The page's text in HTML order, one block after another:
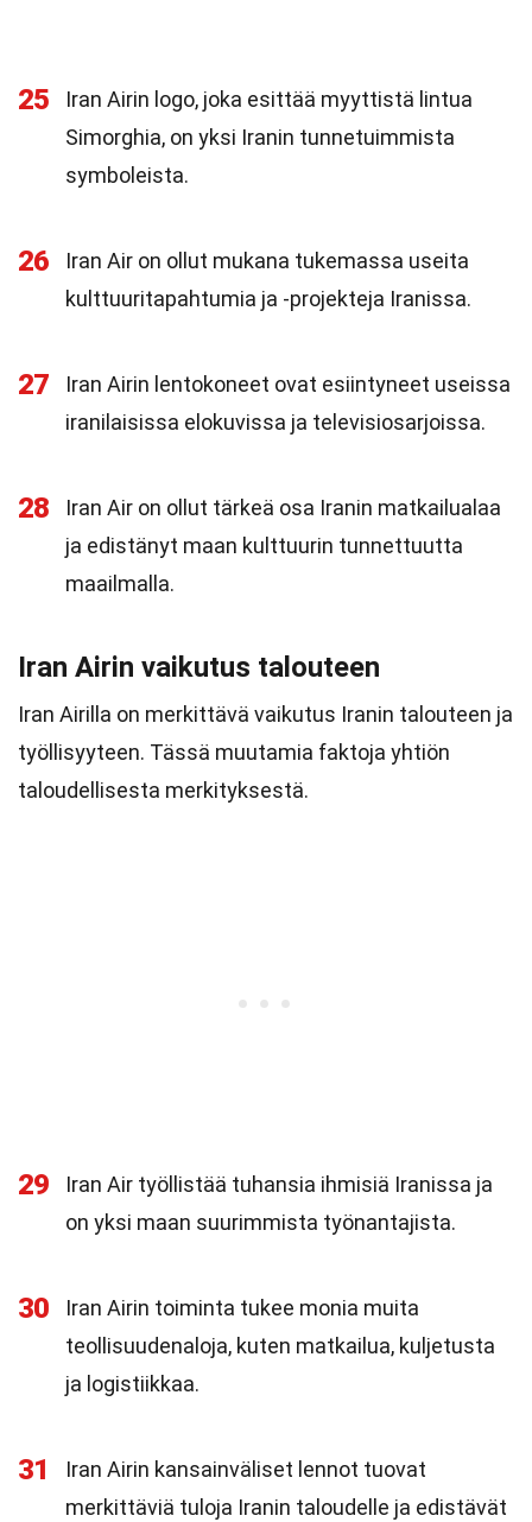
25
Iran Airin logo, joka esittää myyttistä lintua
Simorghia, on yksi Iranin tunnetuimmista
symboleista.
26
Iran Air on ollut mukana tukemassa useita
kulttuuritapahtumia ja -projekteja Iranissa.
27
Iran Airin lentokoneet ovat esiintyneet useissa
iranilaisissa elokuvissa ja televisiosarjoissa.
28
Iran Air on ollut tärkeä osa Iranin matkailualaa
ja edistänyt maan kulttuurin tunnettuutta
maailmalla.
Iran Airin vaikutus talouteen
Iran Airilla on merkittävä vaikutus Iranin talouteen ja
työllisyyteen. Tässä muutamia faktoja yhtiön
taloudellisesta merkityksestä.
29
Iran Air työllistää tuhansia ihmisiä Iranissa ja
on yksi maan suurimmista työnantajista.
30
Iran Airin toiminta tukee monia muita
teollisuudenaloja, kuten matkailua, kuljetusta
ja logistiikkaa.
31
Iran Airin kansainväliset lennot tuovat
merkittäviä tuloja Iranin taloudelle ja edistävät